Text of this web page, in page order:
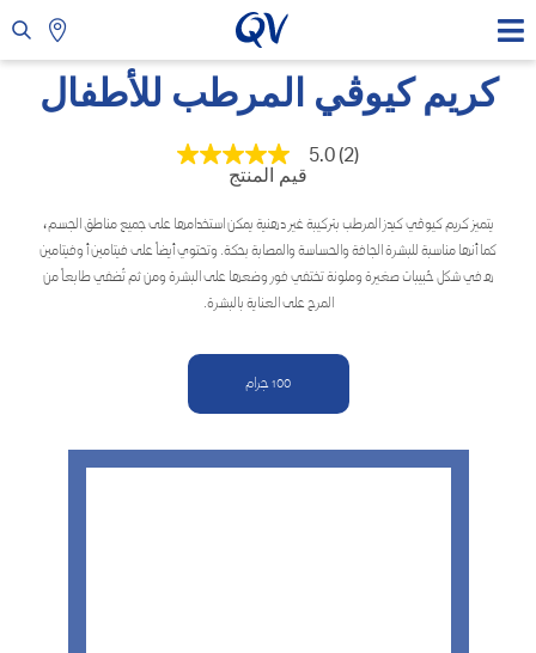
كريم كيوڤي المرطب للأطفال
متوسط
هو
من
5
Read
Reviews.
رابط
الصفحة.
5.0(2)
قيم المنتج
يتميز كريم كيوڤي كيدز المرطب بتركيبة غير دهنية يمكن استخدامها على جميع مناطق الجسم،
كما أنها مناسبة للبشرة الجافة والحساسة والمصابة بحكة. وتحتوي أيضاً على فيتامين أ وفيتامين
هـ في شكل حُبيبات صغيرة وملونة تختفي فور وضعها على البشرة ومن ثم تُضفي طابعاً من
المرح على العناية بالبشرة.
100 جرام